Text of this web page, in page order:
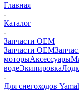
Главная
-
Каталог
-
Запчасти OEM
Запчасти OEM
моторыАксессуары
водеЭкипировка
-
Для снегоходов